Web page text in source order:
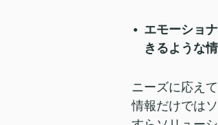
エモーショ
きるような情
ニーズに応え
情報だけでは